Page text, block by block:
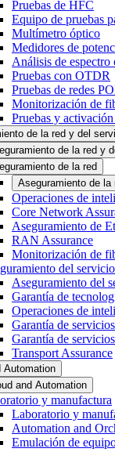
Pruebas de HFC
Equipo de pruebas
Multímetro óptico
Medidores de
Análisis de espectro
Pruebas con OTDR
Pruebas de redes
Monitorización de
Pruebas y
de la red y del
de la red y
de la red
Aseguramiento de la
Operaciones de
Core Network
Aseguramiento de
RAN Assurance
Monitorización de
del servicio
Aseguramiento del
Garantía de
Operaciones de
Garantía de
Garantía de
Transport Assurance
Automation
and Automation
y manufactura
Laboratorio y
Automation and
Emulación de